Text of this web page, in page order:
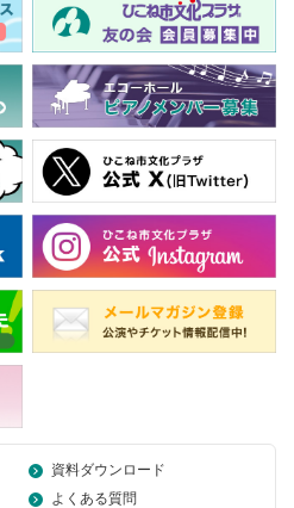
資料ダウンロード
よくある質問